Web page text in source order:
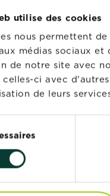
utilise des cookies
nous permettent
médias sociaux
de notre site avec
ci avec
de leurs
DU
installés dans
neutre ou un peu
ensoleillé,
de fleurs, le mieux